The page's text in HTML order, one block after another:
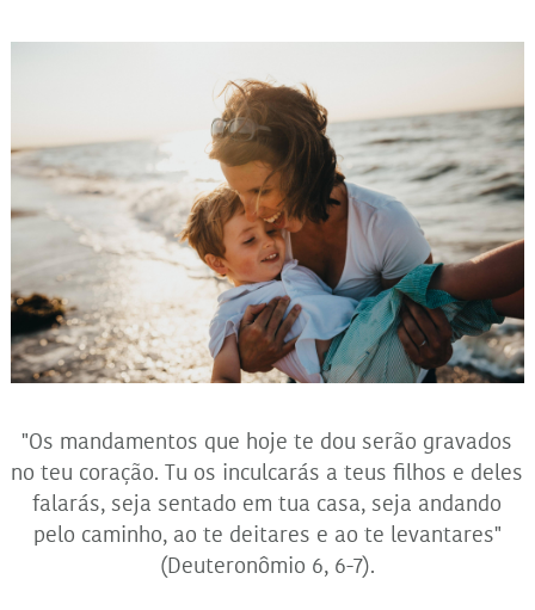
"Os mandamentos que hoje te dou serão gravados
no teu coração. Tu os inculcarás a teus filhos e deles
falarás, seja sentado em tua casa, seja andando
pelo caminho, ao te deitares e ao te levantares"
(Deuteronômio 6, 6-7).